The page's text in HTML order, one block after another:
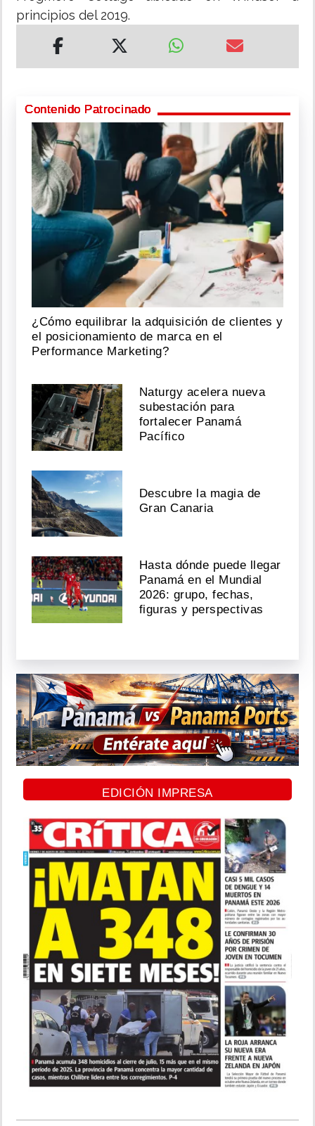
principios del 2019.
Contenido Patrocinado
¿Cómo equilibrar la adquisición de clientes y
el posicionamiento de marca en el
Performance Marketing?
Naturgy acelera nueva
subestación para
fortalecer Panamá
Pacífico
Descubre la magia de
Gran Canaria
Hasta dónde puede llegar
Panamá en el Mundial
2026: grupo, fechas,
figuras y perspectivas
EDICIÓN IMPRESA